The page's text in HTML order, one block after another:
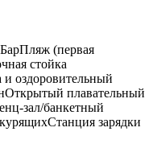
БарПляж (первая
стойка
и оздоровительный
Открытый плавательный
зал/банкетный
Cтанция зарядки